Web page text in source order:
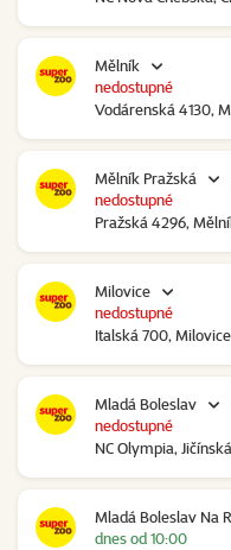
Mělník
Vodárenská 4130,
nedostupné
Mělník Pražská
Pražská 4296,
nedostupné
Milovice
Italská 700, Milovice
nedostupné
Mladá Boleslav
NC Olympia,
nedostupné
Mladá Boleslav Na
dnes od 10:00